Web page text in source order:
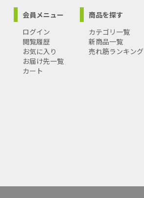
会員メニュー
ログイン
閲覧履歴
お気に入り
お届け先一覧
カート
商品を探す
カテゴリ一覧
新商品一覧
売れ筋ランキング